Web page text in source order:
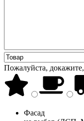
Пожалуйста,
Фасад